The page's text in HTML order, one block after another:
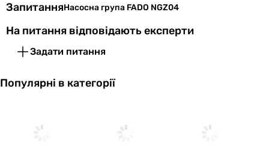
ЗапитанняНасосна група FADO NGZ04
На питання відповідають експерти
Задати питання
Популярні в категорії